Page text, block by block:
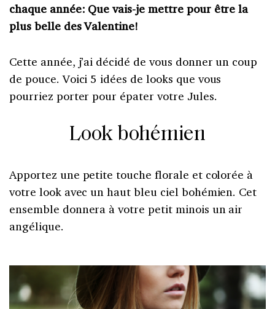
chaque année: Que vais-je mettre pour être la
plus belle des Valentine!
Cette année, j’ai décidé de vous donner un coup
de pouce. Voici 5 idées de looks que vous
pourriez porter pour épater votre Jules.
Look bohémien
Apportez une petite touche florale et colorée à
votre look avec un haut bleu ciel bohémien. Cet
ensemble donnera à votre petit minois un air
angélique.